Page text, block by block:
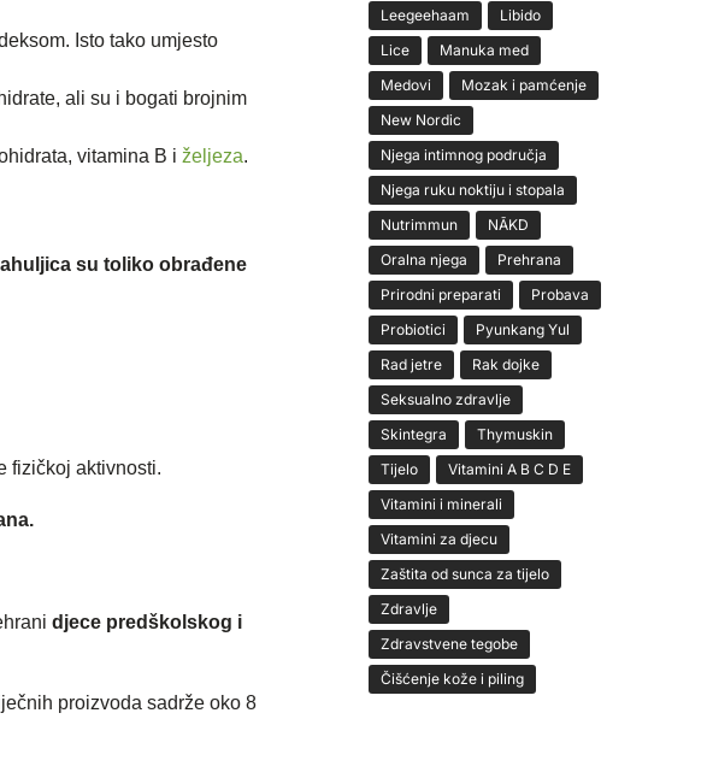
Isto tako umjesto
ali su i bogati brojnim
vitamina B i željeza.
su toliko obrađene
fizičkoj aktivnosti.
djece predškolskog i
proizvoda sadrže oko 8
Leegeehaam
Libido
Lice
Manuka med
Medovi
Mozak i pamćenje
New Nordic
Njega intimnog područja
Njega ruku noktiju i stopala
Nutrimmun
NĀKD
Oralna njega
Prehrana
Prirodni preparati
Probava
Probiotici
Pyunkang Yul
Rad jetre
Rak dojke
Seksualno zdravlje
Skintegra
Thymuskin
Tijelo
Vitamini A B C D E
Vitamini i minerali
Vitamini za djecu
Zaštita od sunca za tijelo
Zdravlje
Zdravstvene tegobe
Čišćenje kože i piling